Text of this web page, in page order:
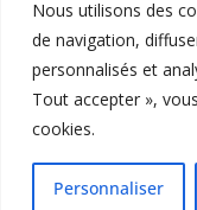
Nous utilisons des
de navigation,
personnalisés et
Tout accepter »,
cookies.
Personnaliser
Nous écrire
Copyright ©